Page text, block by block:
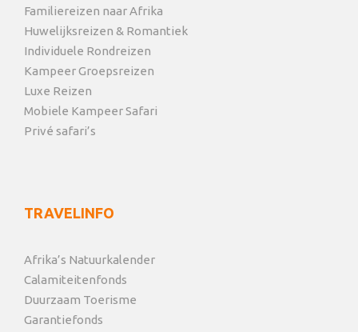
Familiereizen naar Afrika
Huwelijksreizen & Romantiek
Individuele Rondreizen
Kampeer Groepsreizen
Luxe Reizen
Mobiele Kampeer Safari
Privé safari’s
TRAVELINFO
Afrika’s Natuurkalender
Calamiteitenfonds
Duurzaam Toerisme
Garantiefonds